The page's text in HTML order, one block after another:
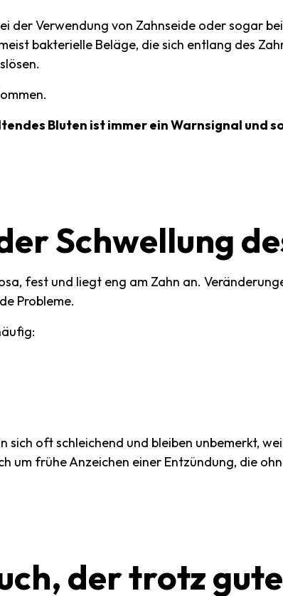
der Verwendung von Zahnseide oder sogar
bakterielle Beläge, die sich entlang des
Bluten ist immer ein Warnsignal und
Schwellung
fest und liegt eng am Zahn an.
Probleme.
sich oft schleichend und bleiben unbemerkt,
um frühe Anzeichen einer Entzündung, die
dertrotz